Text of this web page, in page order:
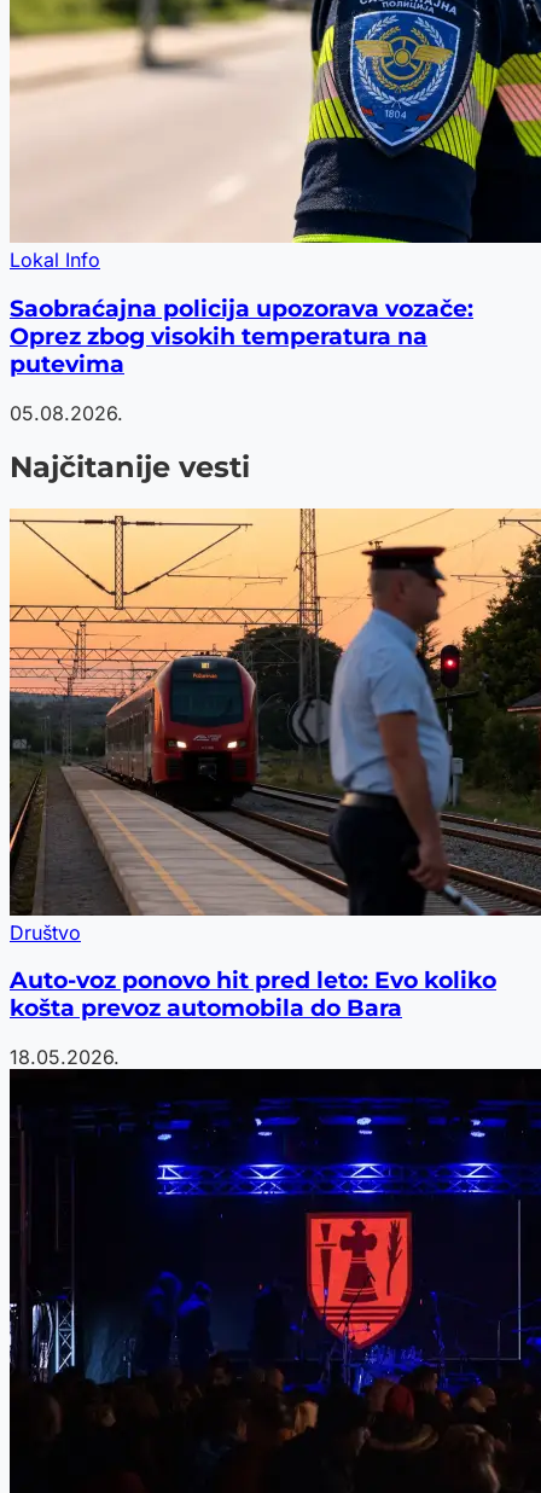
Lokal Info
Saobraćajna policija upozorava vozače:
Oprez zbog visokih temperatura na
putevima
05.08.2026.
Najčitanije vesti
Društvo
Auto-voz ponovo hit pred leto: Evo koliko
košta prevoz automobila do Bara
18.05.2026.